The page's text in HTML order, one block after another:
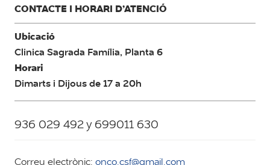
CONTACTE I HORARI D’ATENCIÓ
Ubicació
Clinica Sagrada Família, Planta 6
Horari
Dimarts i Dijous de 17 a 20h
936 029 492 y 699011 630
Correu electrònic: onco.csf@gmail.com